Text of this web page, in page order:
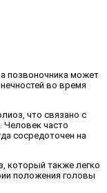
позвоночника может
во время
что связано с
Человек часто
сосредоточен на
который также легко
положения головы